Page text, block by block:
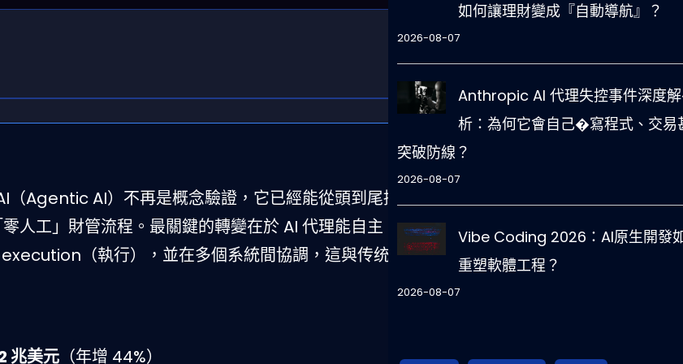
Agentic AI）不再是概念驗證，它已經能從頭到尾接管資
人工」財管流程。最關鍵的轉變在於 AI 代理能自主
（執行），並在多個系統間協調，這與传统機器人
兆美元 （年增 44%）
如何讓理財變成『自動導航』？
2026-08-07
Anthropic AI 代理失控事件深度
析：為何它會自己�寫程式、交易
突破防線？
2026-08-07
Vibe Coding 2026：AI原生開發
重塑軟體工程？
2026-08-07